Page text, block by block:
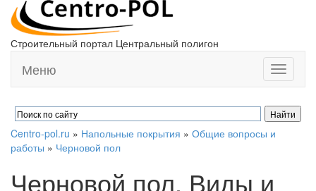
Строительный портал Центральный полигон
Toggle
Меню
Centro-pol.ru » Напольные покрытия » Общие вопросы и
работы » Черновой пол
Черновой пол. Виды и